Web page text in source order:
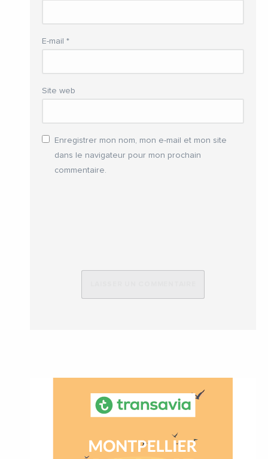
E-mail *
Site web
Enregistrer mon nom, mon e-mail et mon site
dans le navigateur pour mon prochain
commentaire.